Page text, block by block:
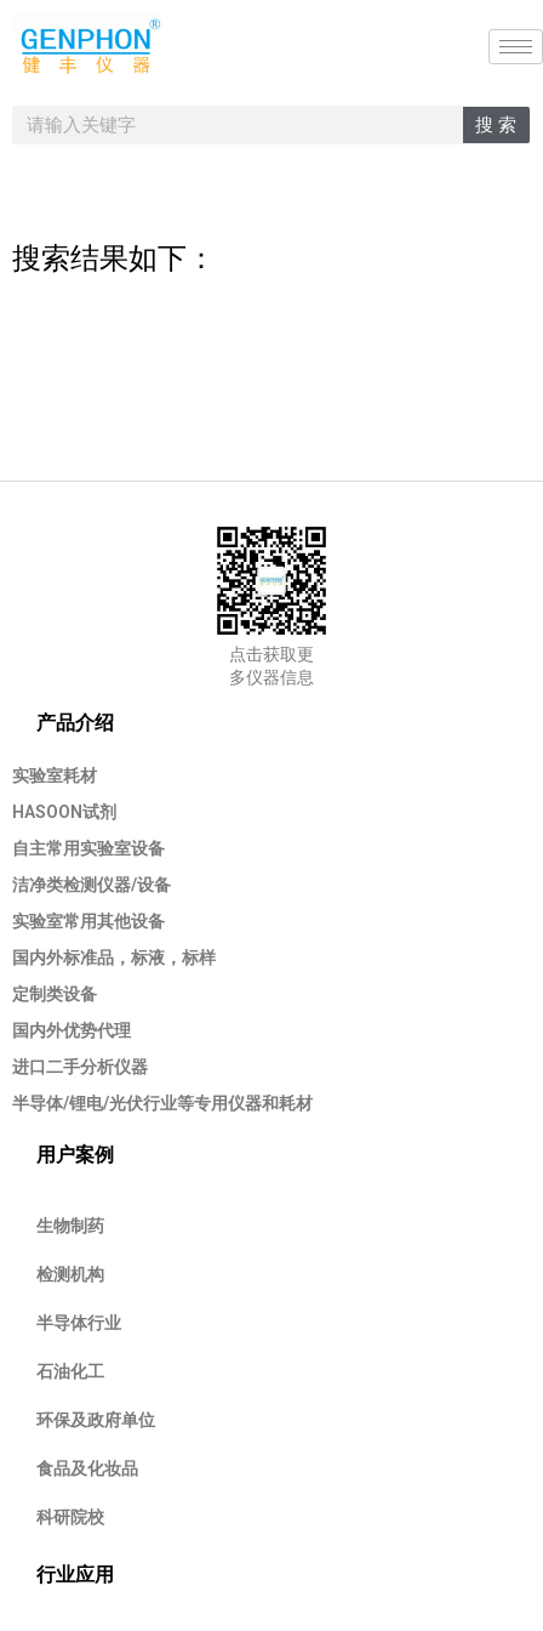
搜 索
搜索结果如下：
点击获取更
多仪器信息
产品介绍
实验室耗材
HASOON试剂
自主常用实验室设备
洁净类检测仪器/设备
实验室常用其他设备
国内外标准品，标液，标样
定制类设备
国内外优势代理
进口二手分析仪器
半导体/锂电/光伏行业等专用仪器和耗材
用户案例
生物制药
检测机构
半导体行业
石油化工
环保及政府单位
食品及化妆品
科研院校
行业应用